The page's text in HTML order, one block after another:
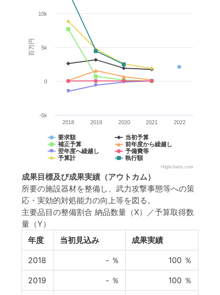
百万円
要求額
当初予算
補正予算
前年度から繰越し
翌年度へ繰越し
予備費等
予算計
執行額
2018 2019 2020 2021 2022
-5k
0
5k
10k
Highcharts.com
成果目標及び成果実績 （アウトカム）
所要の施設器材を整備し、武力攻撃事態等への策
応・実効的対処能力の向上等を図る。
主要品目の整備割合 納品数量（X）／予算取得数
量（Y）
年度
当初見込み 成果実績
2018 - ％ 100 ％
2019 - ％ 100 ％